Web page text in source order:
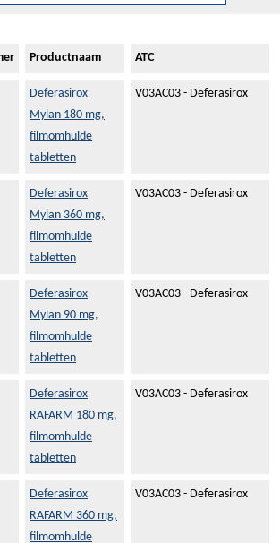
Productnaam ATC
Deferasirox
Mylan 180 mg,
filmomhulde
tabletten
V03AC03 - Deferasirox
Deferasirox
Mylan 360 mg,
filmomhulde
tabletten
V03AC03 - Deferasirox
Deferasirox
Mylan 90 mg,
filmomhulde
tabletten
V03AC03 - Deferasirox
Deferasirox
RAFARM 180 mg,
filmomhulde
tabletten
V03AC03 - Deferasirox
Deferasirox
RAFARM 360 mg,
filmomhulde
V03AC03 - Deferasirox